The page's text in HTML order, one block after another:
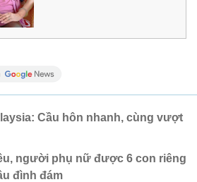
Cầu hôn nhanh, cùng vượt
người phụ nữ được 6 con riêng
đình đám